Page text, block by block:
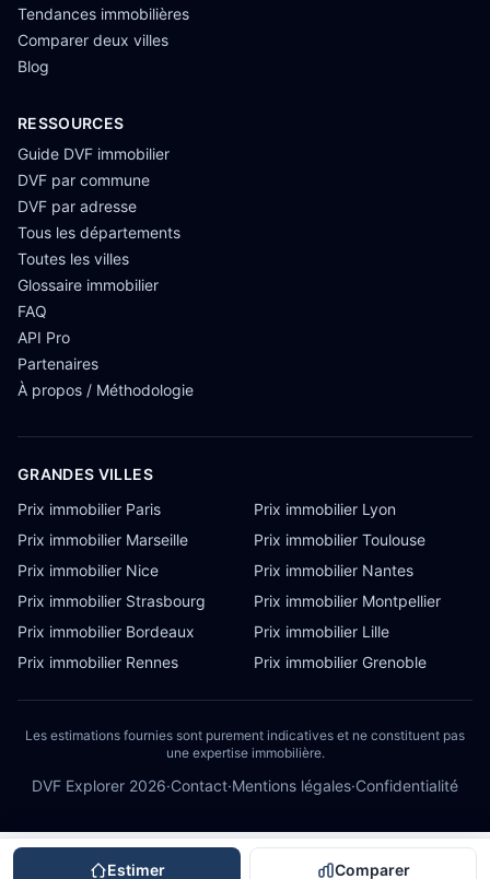
Estimer Comparer
Tendances immobilières
Comparer deux villes
Blog
RESSOURCES
Guide DVF immobilier
DVF par commune
DVF par adresse
Tous les départements
Toutes les villes
Glossaire immobilier
FAQ
API Pro
Partenaires
À propos / Méthodologie
GRANDES VILLES
Prix immobilier Paris
Prix immobilier Lyon
Prix immobilier Marseille
Prix immobilier Toulouse
Prix immobilier Nice
Prix immobilier Nantes
Prix immobilier Strasbourg
Prix immobilier Montpellier
Prix immobilier Bordeaux
Prix immobilier Lille
Prix immobilier Rennes
Prix immobilier Grenoble
Les estimations fournies sont purement indicatives et ne constituent pas
une expertise immobilière.
DVF Explorer 2026·Contact·Mentions légales·Confidentialité